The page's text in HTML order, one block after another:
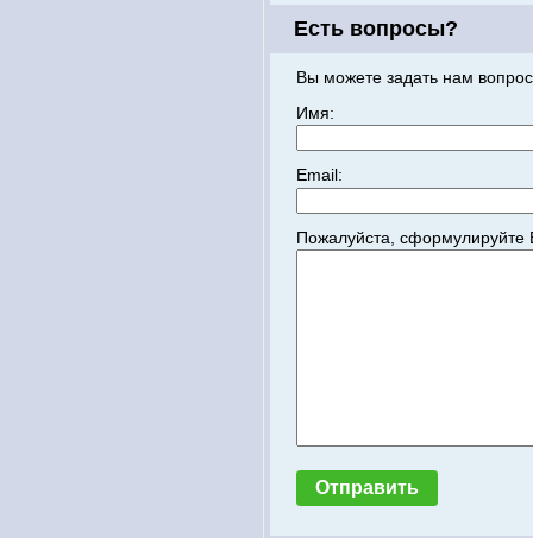
Есть вопросы?
Вы можете задать нам
Имя:
Email:
Пожалуйста,